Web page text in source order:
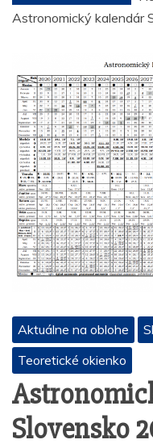
Astronomický kalendár
Aktuálne na oblohe
Teoretické okienko
Slovensko